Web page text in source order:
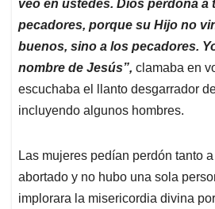
veo en ustedes. Dios perdona a
pecadores, porque su Hijo no
buenos, sino a los pecadores.
nombre de Jesús”, clamaba en
escuchaba el llanto desgarrador
incluyendo algunos hombres.
Las mujeres pedían perdón tanto
abortado y no hubo una sola
implorara la misericordia divina